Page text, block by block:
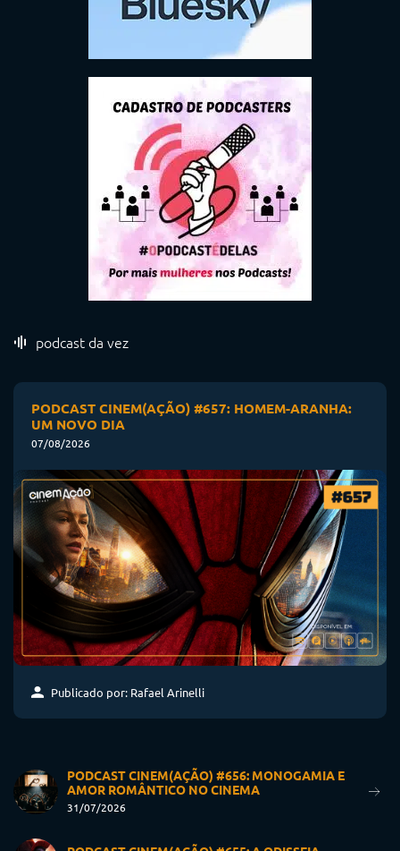
podcast da vez
PODCAST CINEM(AÇÃO) #657: HOMEM-ARANHA:
UM NOVO DIA
07/08/2026
Publicado por: Rafael Arinelli
PODCAST CINEM(AÇÃO) #656: MONOGAMIA E
AMOR ROMÂNTICO NO CINEMA
31/07/2026